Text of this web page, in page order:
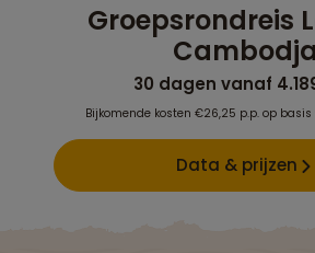
Groepsrondreis
Cambodja
30 dagen vanaf
Bijkomende kosten €26,25 p.p. op
Data & prijzen